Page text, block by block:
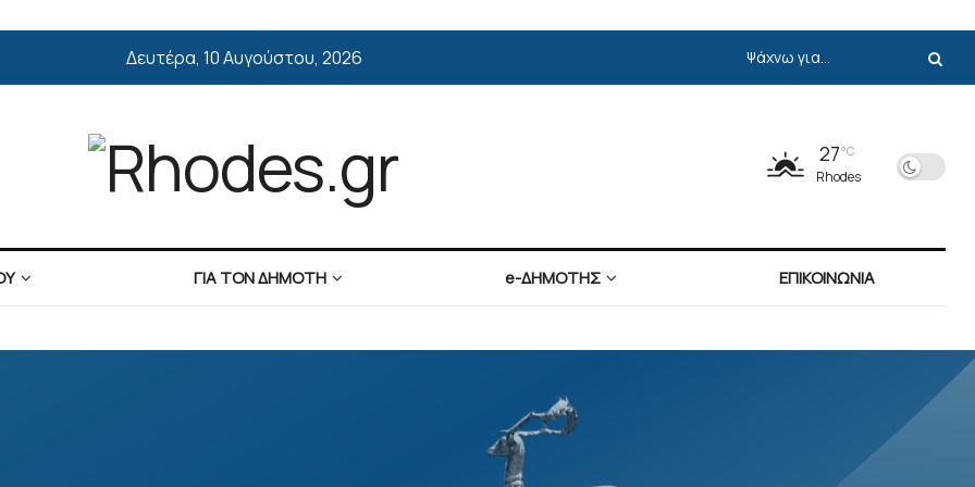
Δευτέρα, 10 Αυγούστου, 2026
27°C
Rhodes
ΓΙΑ ΤΟΝ ΔΗΜΟΤΗ e-ΔΗΜΟΤΗΣ ΕΠΙΚΟΙΝΩΝΙΑ